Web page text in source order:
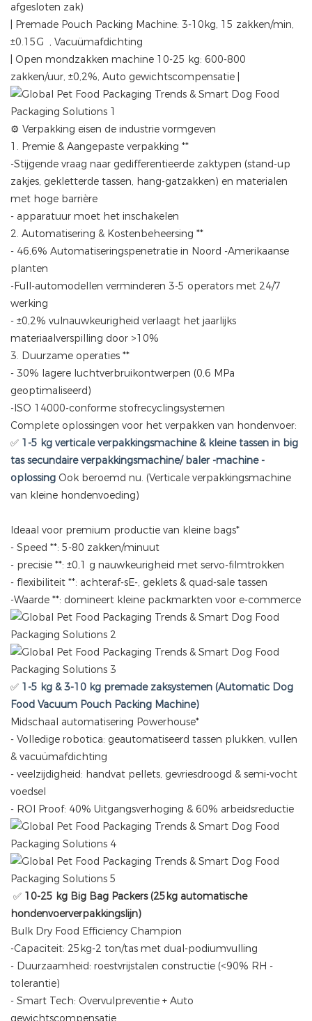
afgesloten zak)
| Premade Pouch Packing Machine: 3-10kg, 15 zakken/min,
±0.15G , Vacuümafdichting
| Open mondzakken machine 10-25 kg: 600-800
zakken/uur, ±0,2%, Auto gewichtscompensatie |
⚙️ Verpakking eisen de industrie vormgeven
1. Premie & Aangepaste verpakking **
-Stijgende vraag naar gedifferentieerde zaktypen (stand-up
zakjes, gekletterde tassen, hang-gatzakken) en materialen
met hoge barrière
- apparatuur moet het inschakelen
2. Automatisering & Kostenbeheersing **
- 46,6% Automatiseringspenetratie in Noord -Amerikaanse
planten
-Full-automodellen verminderen 3-5 operators met 24/7
werking
- ±0,2% vulnauwkeurigheid verlaagt het jaarlijks
materiaalverspilling door >10%
3. Duurzame operaties **
- 30% lagere luchtverbruikontwerpen (0,6 MPa
geoptimaliseerd)
-ISO 14000-conforme stofrecyclingsystemen
Complete oplossingen voor het verpakken van hondenvoer:
✅ 1-5 kg verticale verpakkingsmachine & kleine tassen in big
tas secundaire verpakkingsmachine/ baler -machine -
oplossing Ook beroemd nu. (Verticale verpakkingsmachine
van kleine hondenvoeding)
Ideaal voor premium productie van kleine bags*
- Speed ​​**: 5-80 zakken/minuut
- precisie **: ±0,1 g nauwkeurigheid met servo-filmtrokken
- flexibiliteit **: achteraf-sE-, geklets & quad-sale tassen
-Waarde **: domineert kleine packmarkten voor e-commerce
✅ 1-5 kg & 3-10 kg premade zaksystemen (Automatic Dog
Food Vacuum Pouch Packing Machine)
Midschaal automatisering Powerhouse*
- Volledige robotica: geautomatiseerd tassen plukken, vullen
& vacuümafdichting
- veelzijdigheid: handvat pellets, gevriesdroogd & semi-vocht
voedsel
- ROI Proof: 40% Uitgangsverhoging & 60% arbeidsreductie
✅ 10-25 kg Big Bag Packers (25kg automatische
hondenvoerverpakkingslijn)
Bulk Dry Food Efficiency Champion
-Capaciteit: 25kg-2 ton/tas met dual-podiumvulling
- Duurzaamheid: roestvrijstalen constructie (<90% RH -
tolerantie)
- Smart Tech: Overvulpreventie + Auto
gewichtscompensatie